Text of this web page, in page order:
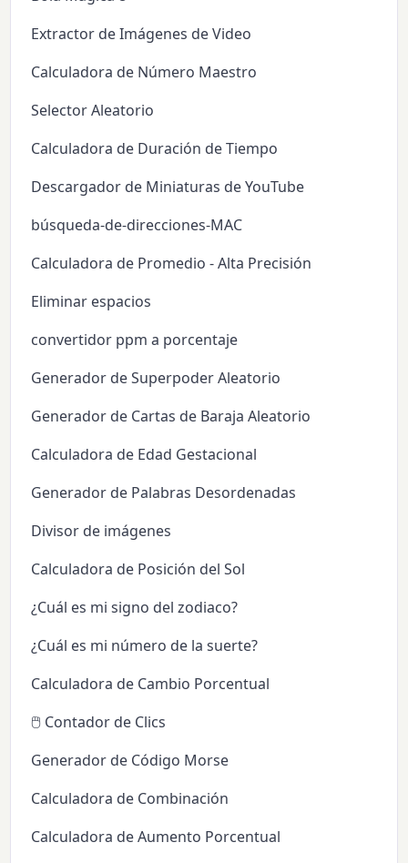
Extractor de Imágenes de Video
Calculadora de Número Maestro
Selector Aleatorio
Calculadora de Duración de Tiempo
Descargador de Miniaturas de YouTube
búsqueda-de-direcciones-MAC
Calculadora de Promedio - Alta Precisión
Eliminar espacios
convertidor ppm a porcentaje
Generador de Superpoder Aleatorio
Generador de Cartas de Baraja Aleatorio
Calculadora de Edad Gestacional
Generador de Palabras Desordenadas
Divisor de imágenes
Calculadora de Posición del Sol
¿Cuál es mi signo del zodiaco?
¿Cuál es mi número de la suerte?
Calculadora de Cambio Porcentual
🖱️ Contador de Clics
Generador de Código Morse
Calculadora de Combinación
Calculadora de Aumento Porcentual